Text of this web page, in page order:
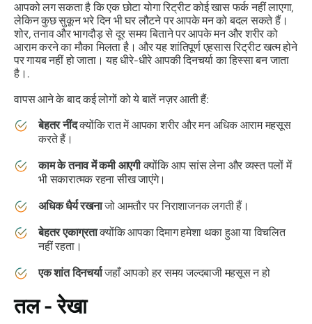
आपको लग सकता है कि एक छोटा योगा रिट्रीट कोई खास फर्क नहीं लाएगा,
लेकिन कुछ सुकून भरे दिन भी घर लौटने पर आपके मन को बदल सकते हैं।
शोर, तनाव और भागदौड़ से दूर समय बिताने पर आपके मन और शरीर को
आराम करने का मौका मिलता है। और यह शांतिपूर्ण एहसास रिट्रीट खत्म होने
पर गायब नहीं हो जाता। यह धीरे-धीरे आपकी दिनचर्या का हिस्सा बन जाता
है।.
वापस आने के बाद कई लोगों को ये बातें नज़र आती हैं:
बेहतर नींदक्योंकि रात में आपका शरीर और मन अधिक आराम महसूस
करते हैं।
काम के तनाव में कमी आएगीक्योंकि आप सांस लेना और व्यस्त पलों में
भी सकारात्मक रहना सीख जाएंगे।
अधिक धैर्य रखनाजो आमतौर पर निराशाजनक लगती हैं।
बेहतर एकाग्रताक्योंकि आपका दिमाग हमेशा थका हुआ या विचलित
नहीं रहता।
एक शांत दिनचर्याजहाँ आपको हर समय जल्दबाजी महसूस न हो
तल - रेखा